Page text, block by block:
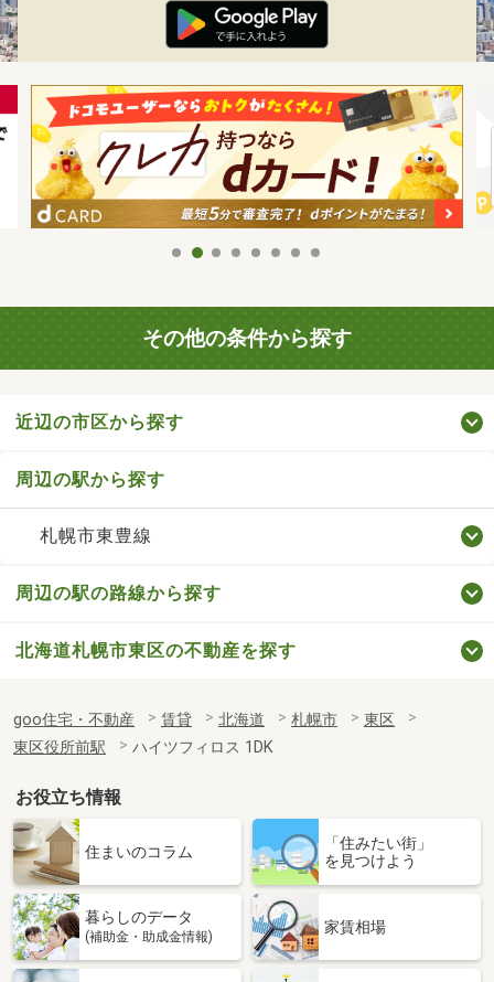
その他の条件から探す
近辺の市区から探す
周辺の駅から探す
札幌市東豊線
周辺の駅の路線から探す
北海道札幌市東区の不動産を探す
goo住宅・不動産 賃貸 北海道 札幌市
東区
東区役所前駅
ハイツフィロス 1DK
お役立ち情報
住まいのコラム
「住みたい街」
を見つけよう
暮らしのデータ
(補助金・助成金情報)
家賃相場